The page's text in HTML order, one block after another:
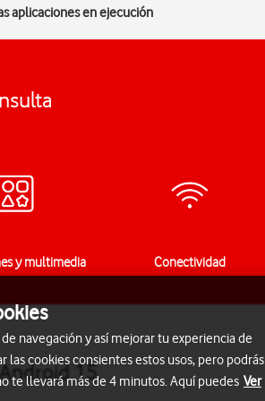
aplicaciones en ejecución
y multimedia Conectividad
15
navegación y así mejorar tu experiencia de
cookies consientes estos usos, pero podrás
te llevará más de 4 minutos. Aquí puedes Ver